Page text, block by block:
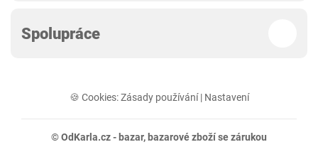
Spolupráce
🍪 Cookies:Zásady používání| Nastavení
© OdKarla.cz - bazar, bazarové zboží se zárukou